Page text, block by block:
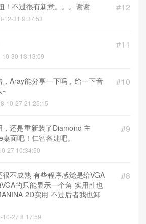
#12
！不过很有新意。。。谢谢
12-31 9:37:53
#11
10-30 13:13:09
#10
Aray能分享一下吗，给一下音
~
10-27 21:25:15
#9
还是重新装了Diamond 主
面吧！仁智各建吧。
27 10:34:50
#8
不成熟 有些程序感觉是给VGA
的只能显示一个角 实用性也
2D实用 不过后者我也卸
10-27 8:17:59